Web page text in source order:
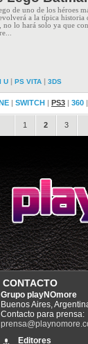
de uno de los héroes
a la típica
no lo hará solo ya que
U | PS VITA | 3DS
| SWITCH | PS3 | 360 |
1 2 3
CONTACTO
Grupo playNOmore
Buenos Aires,
Contacto para prensa:
Editores